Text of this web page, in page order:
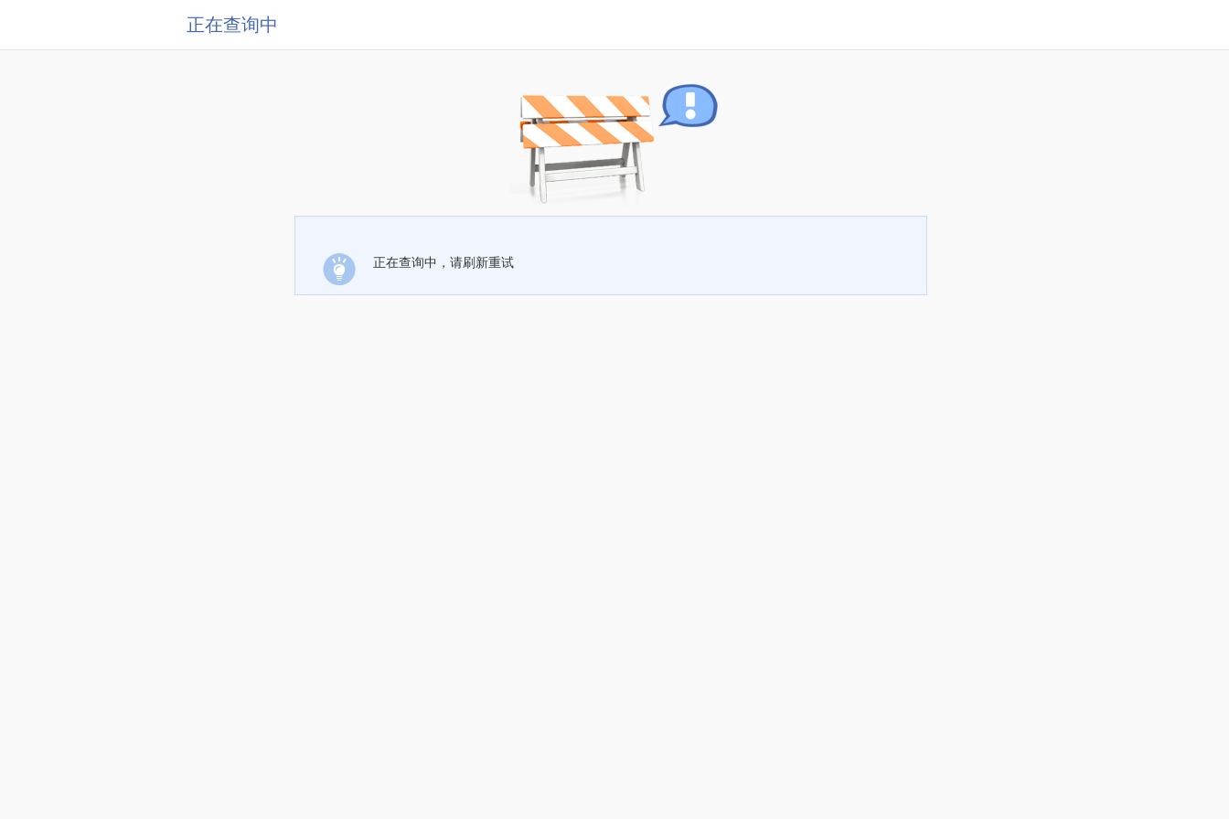
正在查询中
正在查询中，请刷新重试